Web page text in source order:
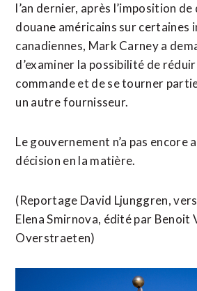
l’an dernier, après l’imposition
douane américains sur certaines
canadiennes, Mark Carney a
d’examiner la possibilité de
commande et de se tourner
un autre ⁠fournisseur.
Le gouvernement n’a pas encore
décision en la matière.
(Reportage David Ljunggren,
Elena Smirnova, édité par ​Benoit
Overstraeten)